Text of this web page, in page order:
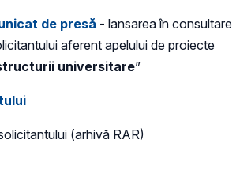
de presă - lansarea în consultare
aferent apelului de proiecte
universitare”
(arhivă RAR)